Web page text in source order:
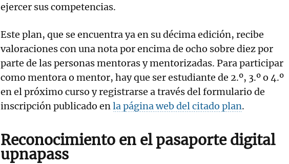
ejercer sus competencias.
Este plan, que se encuentra ya en su décima edición, recibe
valoraciones con una nota por encima de ocho sobre diez por
parte de las personas mentoras y mentorizadas. Para participar
como mentora o mentor, hay que ser estudiante de 2.º, 3.º o 4.º
en el próximo curso y registrarse a través del formulario de
inscripción publicado enla página web del citado plan.
Reconocimiento en el pasaporte digital
upnapass